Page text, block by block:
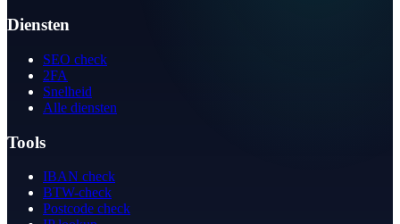
Diensten
SEO check
2FA
Snelheid
Alle diensten
Tools
IBAN check
BTW-check
Postcode check